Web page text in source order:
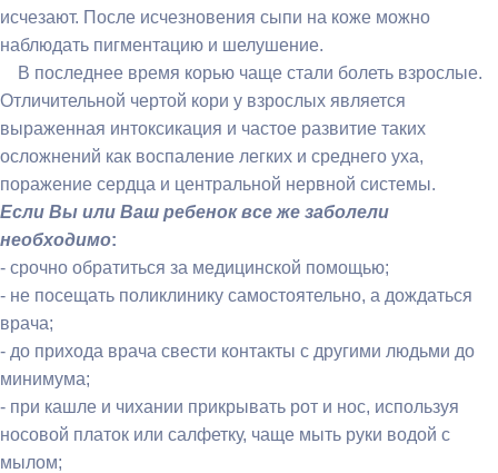
исчезают. После исчезновения сыпи на коже можно
наблюдать пигментацию и шелушение.
В последнее время корью чаще стали болеть взрослые.
Отличительной чертой кори у взрослых является
выраженная интоксикация и частое развитие таких
осложнений как воспаление легких и среднего уха,
поражение сердца и центральной нервной системы.
Если Вы или Ваш ребенок все же заболели
необходимо:
- срочно обратиться за медицинской помощью;
- не посещать поликлинику самостоятельно, а дождаться
врача;
- до прихода врача свести контакты с другими людьми до
минимума;
- при кашле и чихании прикрывать рот и нос, используя
носовой платок или салфетку, чаще мыть руки водой с
мылом;